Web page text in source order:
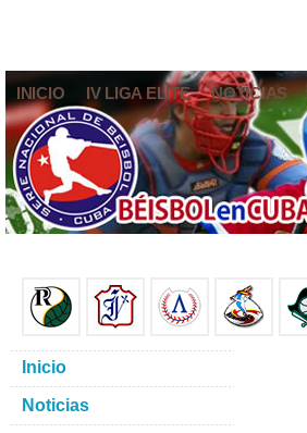
INICIO IV LIGA ELITE NOTICIAS
Inicio
Noticias